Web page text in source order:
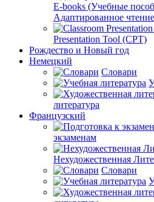
E-books (Учебные
Адаптированное
Presentation Tool (CPT)
Рождество и Новый год
Немецкий
Словари
литература
Французский
экзаменам
Нехудожественная
Словари